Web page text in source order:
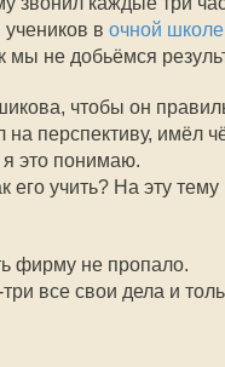
в очной школе
не добьёмся
чтобы он
перспективу, имёл
я это понимаю.
его учить? На эту тему
фирму не пропало.
все свои дела и